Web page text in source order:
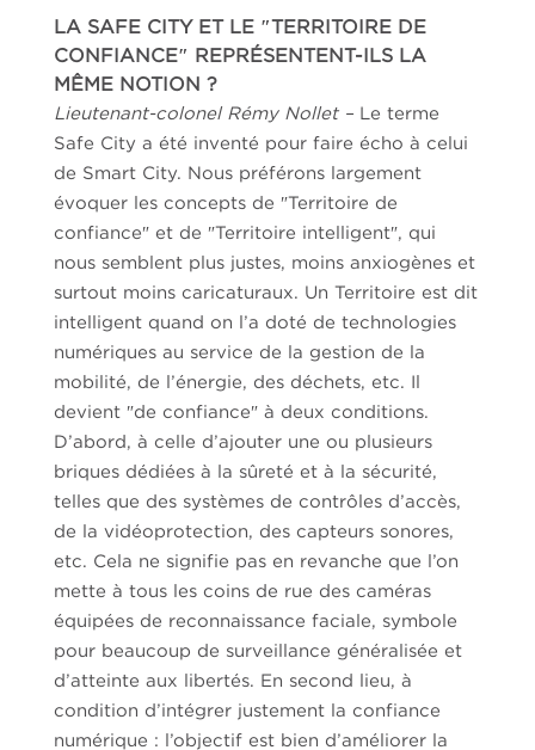
LA SAFE CITY ET LE ″TERRITOIRE DE
CONFIANCE″ REPRÉSENTENT-ILS LA
MÊME NOTION ?
Lieutenant-colonel Rémy Nollet –Le terme
Safe City a été inventé pour faire écho à celui
de Smart City. Nous préférons largement
évoquer les concepts de ″Territoire de
confiance″ et de ″Territoire intelligent″, qui
nous semblent plus justes, moins anxiogènes et
surtout moins caricaturaux. Un Territoire est dit
intelligent quand on l’a doté de technologies
numériques au service de la gestion de la
mobilité, de l’énergie, des déchets, etc. Il
devient ″de confiance″ à deux conditions.
D’abord, à celle d’ajouter une ou plusieurs
briques dédiées à la sûreté et à la sécurité,
telles que des systèmes de contrôles d’accès,
de la vidéoprotection, des capteurs sonores,
etc. Cela ne signifie pas en revanche que l’on
mette à tous les coins de rue des caméras
équipées de reconnaissance faciale, symbole
pour beaucoup de surveillance généralisée et
d’atteinte aux libertés. En second lieu, à
condition d’intégrer justement la confiance
numérique : l’objectif est bien d’améliorer la